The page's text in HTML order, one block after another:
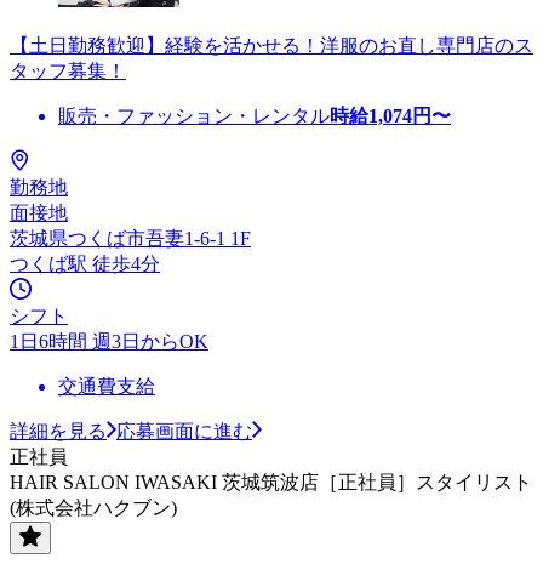
【土日勤務歓迎】経験を活かせる！洋服のお直し専門店のス
タッフ募集！
販売・ファッション・レンタル時給1,074円〜
勤務地
面接地
茨城県つくば市吾妻1-6-1 1F
つくば駅 徒歩4分
シフト
1日6時間 週3日からOK
交通費支給
詳細を見る
応募画面に進む
正社員
HAIR SALON IWASAKI 茨城筑波店［正社員］スタイリスト
(株式会社ハクブン)